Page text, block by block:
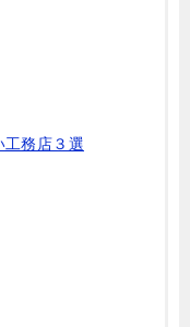
工務店３選